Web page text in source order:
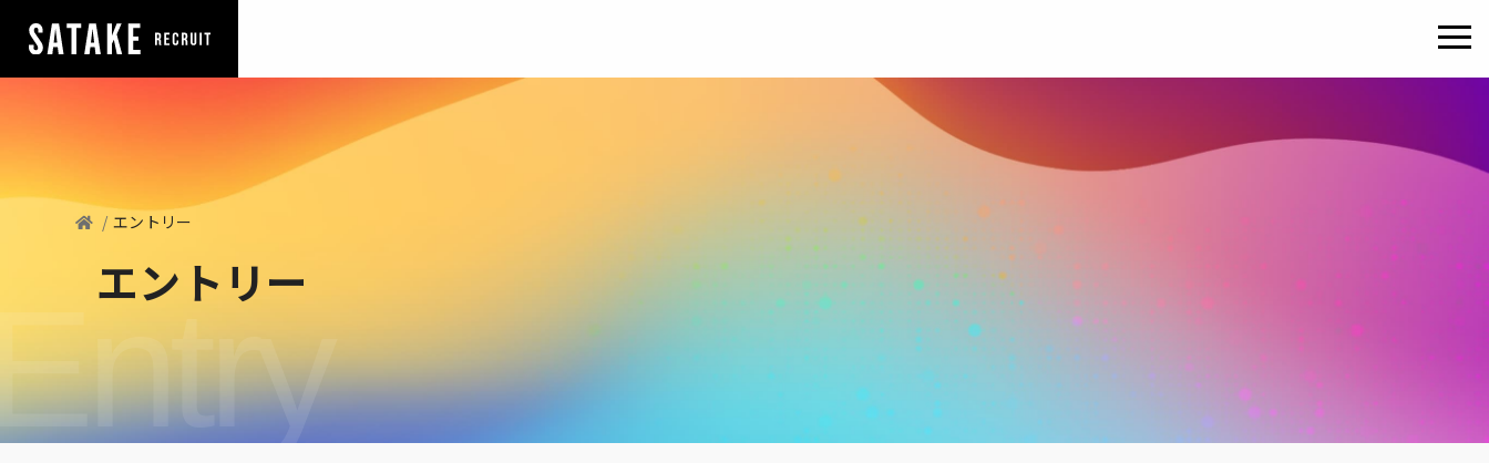
エントリー
エントリー